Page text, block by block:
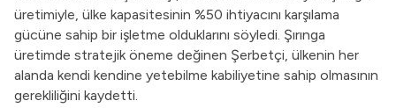
üretimiyle, ülke kapasitesinin %50 ihtiyacını karşılama
gücüne sahip bir işletme olduklarını söyledi. Şırınga
üretimde stratejik öneme değinen Şerbetçi, ülkenin her
alanda kendi kendine yetebilme kabiliyetine sahip olmasının
gerekliliğini kaydetti.